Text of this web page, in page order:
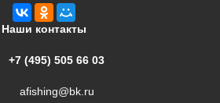
Наши контакты
+7 (495) 505 66 03
afishing@bk.ru